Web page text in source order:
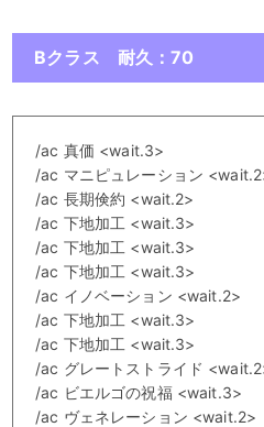
Bクラス 耐久：70
/ac 真価 <wait.3>
/ac マニピュレーション
/ac 長期倹約 <wait.2>
/ac 下地加工 <wait.3>
/ac 下地加工 <wait.3>
/ac 下地加工 <wait.3>
/ac イノベーション <wait.2>
/ac 下地加工 <wait.3>
/ac 下地加工 <wait.3>
/ac グレートストライド
/ac ビエルゴの祝福 <wait.3>
/ac ヴェネレーション <wait.2>